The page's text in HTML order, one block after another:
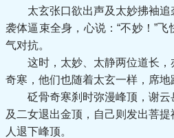
太玄张口欲出声及太妙拂袖追
袭体逼束全身，心说：“不妙！”
气对抗。
这时，太妙、太静两位道长，
奇寒，他们也随着太玄一样，席地
砭骨奇寒刹时弥漫峰顶，谢云
及二女退出金顶，自己则发出菩
人退下峰顶。